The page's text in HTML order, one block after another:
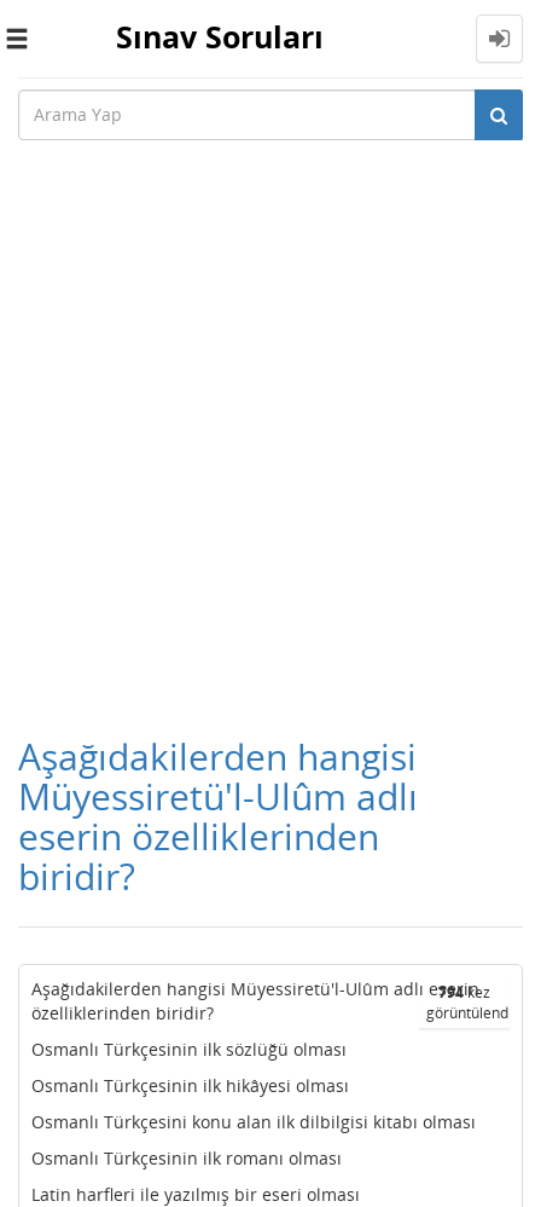
Toggle
Sınav Soruları
Aşağıdakilerden hangisi
Müyessiretü'l-Ulûm adlı
eserin özelliklerinden
biridir?
794kez
görüntülendi
Aşağıdakilerden hangisi Müyessiretü'l-Ulûm adlı eserin
özelliklerinden biridir?
Osmanlı Türkçesinin ilk sözlüğü olması
Osmanlı Türkçesinin ilk hikâyesi olması
Osmanlı Türkçesini konu alan ilk dilbilgisi kitabı olması
Osmanlı Türkçesinin ilk romanı olması
Latin harfleri ile yazılmış bir eseri olması